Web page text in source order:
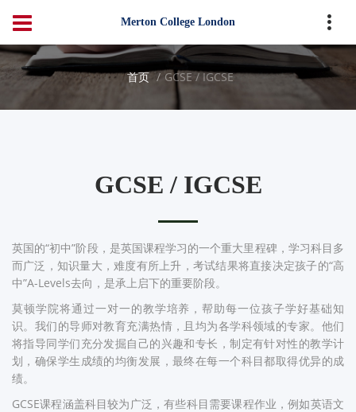
Merton College London
首页 GCSE / IGCSE
GCSE / IGCSE
英国的“初中”阶段，是英国课程学习的一个重大里程碑，学习科目多
而广泛，知识量大，难度有所上升，考试结果将直接决定孩子的“高
中”A-Levels去向，是承上启下的重要阶段。
莫顿学院将通过一对一的教学培养，帮助每一位孩子学好基础知
识。我们的导师对教育充满热情，且均为各学科领域的专家。他们
将指导同学们充分发掘自己的兴趣和专长，制定有针对性的教学计
划，确保学生成绩的均衡发展，最终在每一个科目都取得优异的成
绩。
GCSE课程涵盖科目较为广泛，有些科目需要课程作业，例如英语文